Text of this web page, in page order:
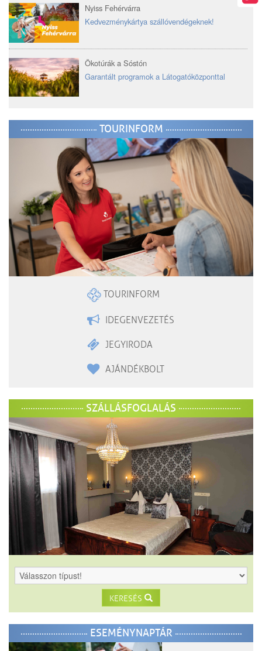
Nyiss Fehérvárra
Kedvezménykártya szállóvendégeknek!
Ökotúrák a Sóstón
Garantált programok a Látogatóközponttal
TOURINFORM
TOURINFORM
IDEGENVEZETÉS
JEGYIRODA
AJÁNDÉKBOLT
SZÁLLÁSFOGLALÁS
KERESÉS
ESEMÉNYNAPTÁR